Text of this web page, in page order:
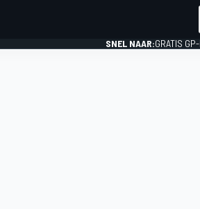
SNEL NAAR:GRATIS